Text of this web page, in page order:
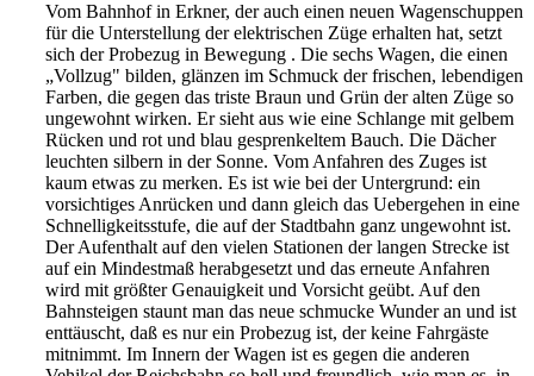
Vom Bahnhof in Erkner, der auch einen neuen Wagenschuppen
für die Unterstellung der elektrischen Züge erhalten hat, setzt
sich der Probezug in Bewegung . Die sechs Wagen, die einen
„Vollzug" bilden, glänzen im Schmuck der frischen, lebendigen
Farben, die gegen das triste Braun und Grün der alten Züge so
ungewohnt wirken. Er sieht aus wie eine Schlange mit gelbem
Rücken und rot und blau gesprenkeltem Bauch. Die Dächer
leuchten silbern in der Sonne. Vom Anfahren des Zuges ist
kaum etwas zu merken. Es ist wie bei der Untergrund: ein
vorsichtiges Anrücken und dann gleich das Uebergehen in eine
Schnelligkeitsstufe, die auf der Stadtbahn ganz ungewohnt ist.
Der Aufenthalt auf den vielen Stationen der langen Strecke ist
auf ein Mindestmaß herabgesetzt und das erneute Anfahren
wird mit größter Genauigkeit und Vorsicht geübt. Auf den
Bahnsteigen staunt man das neue schmucke Wunder an und ist
enttäuscht, daß es nur ein Probezug ist, der keine Fahrgäste
mitnimmt. Im Innern der Wagen ist es gegen die anderen